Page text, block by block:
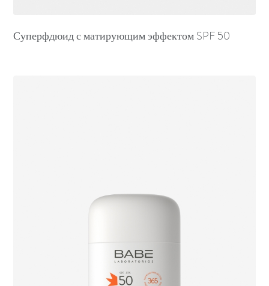
Суперфдюид с матирующим эффектом SPF 50